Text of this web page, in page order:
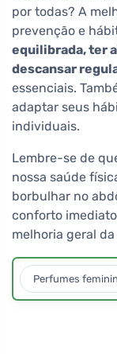
por todas? A
prevenção e
equilibrada, ter
descansar
essenciais.
adaptar seus
individuais.
Lembre-se de
nossa saúde
borbulhar no
conforto
melhoria geral
Perfumes